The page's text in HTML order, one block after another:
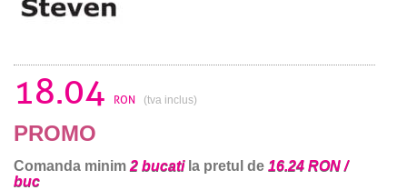
18.04 RON (tva inclus)
PROMO
Comanda minim 2 bucatila pretul de 16.24 RON /
buc